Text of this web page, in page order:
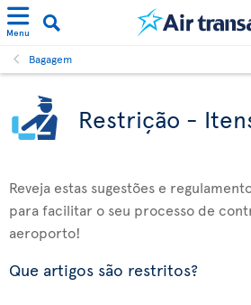
Menu
Bagagem
Restrição -
Reveja estas sugestões e
para facilitar o seu processo de
aeroporto!
Que artigos são restritos?